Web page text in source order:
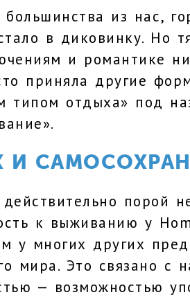
из нас,
в диковинку. Но
и романтике
приняла другие
типом отдыха» под
И
порой
к выживанию у
у многих других
мира. Это связано с
— возможностью